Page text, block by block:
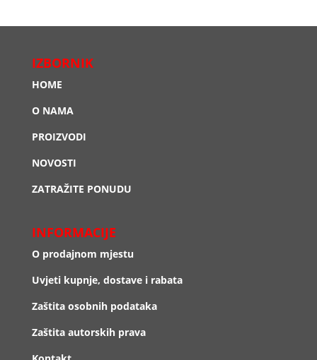
IZBORNIK
HOME
O NAMA
PROIZVODI
NOVOSTI
ZATRAŽITE PONUDU
INFORMACIJE
O prodajnom mjestu
Uvjeti kupnje, dostave i rabata
Zaštita osobnih podataka
Zaštita autorskih prava